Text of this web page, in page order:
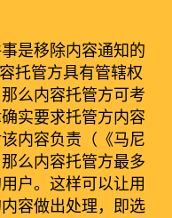
是移除内容通知的
托管方具有管辖权
么内容托管方可考
实要求托管方内容
内容负责（《马尼
么内容托管方最多
户。这样可以让用
容做出处理，即选